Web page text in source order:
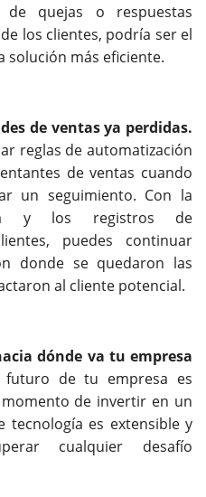
quejas o respuestas
los clientes, podría ser el
más eficiente.
de ventas ya perdidas.
reglas de automatización
de ventas cuando
un seguimiento. Con la
y los registros de
puedes continuar
donde se quedaron las
al cliente potencial.
dónde va tu empresa
futuro de tu empresa es
de invertir en un
tecnología es extensible y
cualquier desafío